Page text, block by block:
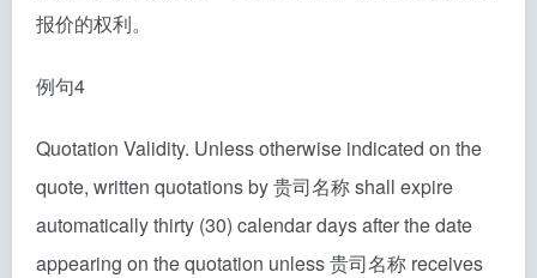
报价的权利。
例句4
Quotation Validity. Unless otherwise indicated on the
quote, written quotations by 贵司名称 shall expire
automatically thirty (30) calendar days after the date
appearing on the quotation unless 贵司名称 receives